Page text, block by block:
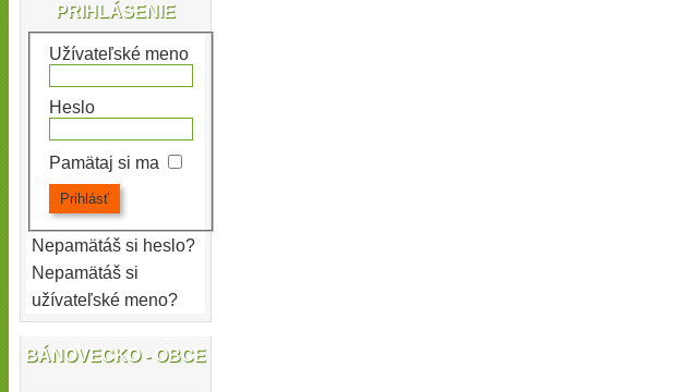
PRIHLÁSENIE
Užívateľské meno
Heslo
Pamätaj si ma
Nepamätáš si heslo?
Nepamätáš si
užívateľské meno?
BÁNOVECKO - OBCE